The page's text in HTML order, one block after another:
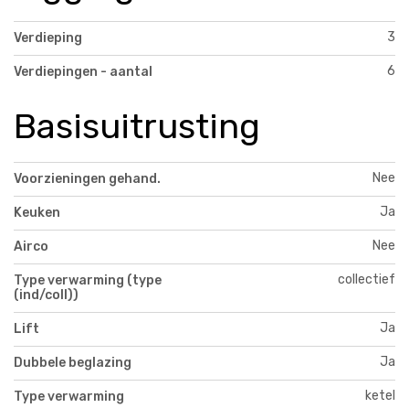
Verdieping 3
Verdiepingen - aantal 6
Basisuitrusting
Voorzieningen gehand. Nee
Keuken Ja
Airco Nee
Type verwarming (type
(ind/coll))
collectief
Lift Ja
Dubbele beglazing Ja
Type verwarming ketel